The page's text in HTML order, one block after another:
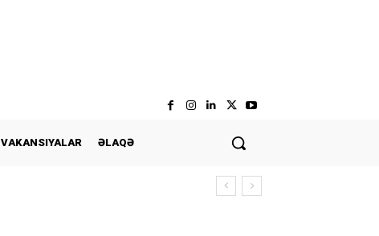
VAKANSIYALAR ƏLAQƏ